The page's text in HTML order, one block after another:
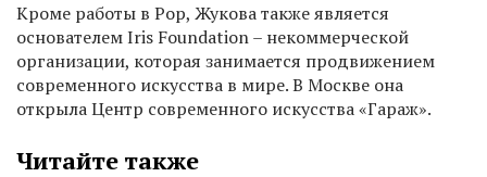
Кроме работы в Pop, Жукова также является
основателем Iris Foundation – некоммерческой
организации, которая занимается продвижением
современного искусства в мире. В Москве она
открыла Центр современного искусства «Гараж».
Читайте также